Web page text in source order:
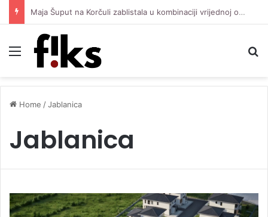
Maja Šuput na Korčuli zablistala u kombinaciji vrijednoj oko 3.500 eura
Menu
Home /Jablanica
Jablanica